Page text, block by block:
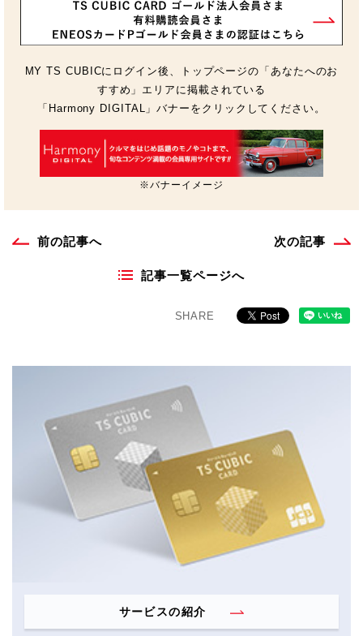
サービスの紹介
MY TS CUBICにログイン後、トップページの「あなたへのお
すすめ」エリアに掲載されている
「Harmony DIGITAL」バナーをクリックしてください。
※バナーイメージ
前の記事へ
記事一覧ページへ
次の記事
SHARE